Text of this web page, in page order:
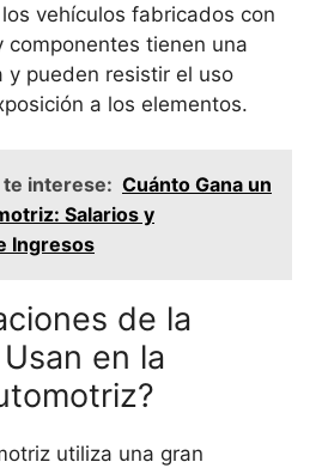
vehículos fabricados con
componentes tienen una
y pueden resistir el uso
a los elementos.
te interese: Cuánto Gana un
Salarios y
Ingresos
de la
en la
utiliza una gran